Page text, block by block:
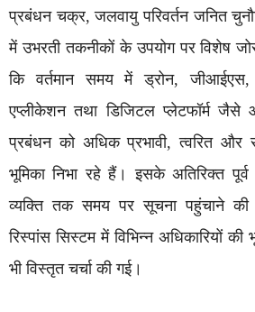
प्रबंधन चक्र, जलवायु परिवर्तन जनित
में उभरती तकनीकों के उपयोग पर विशेष
कि वर्तमान समय में ड्रोन, जीआईएस,
एप्लीकेशन तथा डिजिटल प्लेटफॉर्म
प्रबंधन को अधिक प्रभावी, त्वरित और
भूमिका निभा रहे हैं। इसके अतिरिक्त पूर्व
व्यक्ति तक समय पर सूचना पहुंचाने की
रिस्पांस सिस्टम में विभिन्न अधिकारियों की
भी विस्तृत चर्चा की गई।